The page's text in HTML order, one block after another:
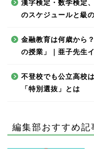
漢字検定・数学検定
のスケジュールと級
金融教育は何歳から
の授業」｜亜子先生
不登校でも公立高校
「特別選抜」とは
編集部おすすめ記